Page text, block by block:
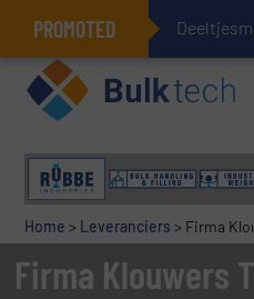
PROMOTED
Home > Leveranciers > Firma
Firma Klouwers